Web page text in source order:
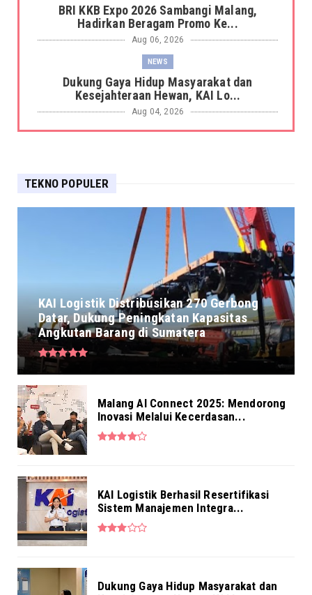
BRI KKB Expo 2026 Sambangi Malang,
Hadirkan Beragam Promo Ke...
Aug 06, 2026
NEWS
Dukung Gaya Hidup Masyarakat dan
Kesejahteraan Hewan, KAI Lo...
Aug 04, 2026
NEWS
NEWS
KAI Logistik Berhasil Resertifikasi Sistem
Manajemen Integra...
Aug 04, 2026
NEWS
BRI KK Metro Tanah Abang Hadir Dukung
Aktivitas Perdagangan ...
Aug 04, 2026
BRI Kantor Kas RS Mintoharjo Hadir Penuhi
Aug 04, 2026
NEWS
Pekerja BRI Region 6 Gelar Pengajian
TEKNO POPULER
KAI Logistik Distribusikan 270 Gerbong
Datar, Dukung Peningkatan Kapasitas
Angkutan Barang di Sumatera
Malang AI Connect 2025: Mendorong
Inovasi Melalui Kecerdasan...
KAI Logistik Berhasil Resertifikasi
Sistem Manajemen Integra...
Dukung Gaya Hidup Masyarakat dan